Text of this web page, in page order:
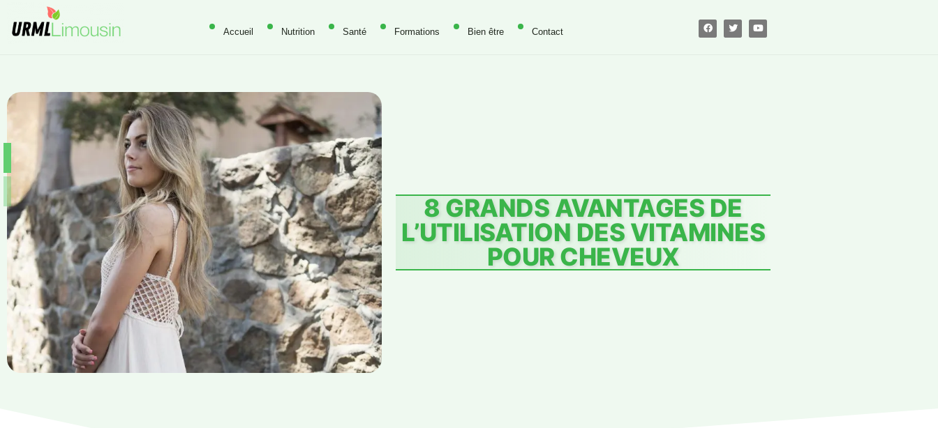
Accueil Nutrition Santé Formations Bien être Contact
8 GRANDS AVANTAGES DE
L’UTILISATION DES VITAMINES
POUR CHEVEUX